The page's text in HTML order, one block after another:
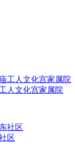
人文化宫家属院
区